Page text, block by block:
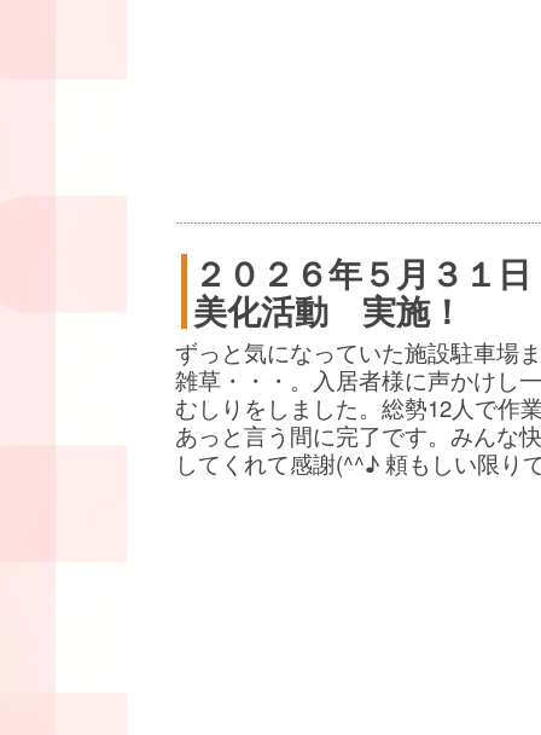
２０２６年５月３１日
美化活動 実施！
ずっと気になっていた施設駐車場
雑草・・・。入居者様に声かけし
むしりをしました。総勢12人で作
あっと言う間に完了です。みんな
してくれて感謝(^^♪ 頼もしい限り